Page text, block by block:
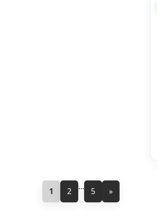
1 2 ... 5 »